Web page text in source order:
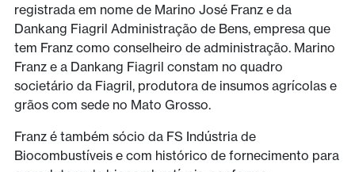
registrada em nome de Marino José Franz e da
Dankang Fiagril Administração de Bens, empresa que
tem Franz como conselheiro de administração. Marino
Franz e a Dankang Fiagril constam no quadro
societário da Fiagril, produtora de insumos agrícolas e
grãos com sede no Mato Grosso.
Franz é também sócio da FS Indústria de
Biocombustíveis e com histórico de fornecimento para